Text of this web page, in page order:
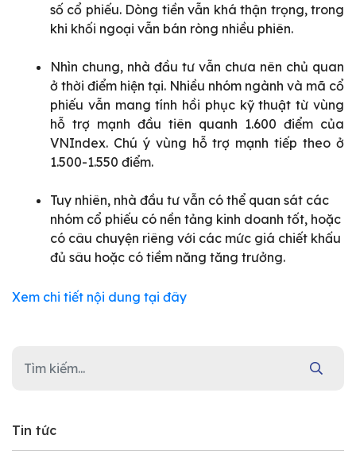
Tin tức
số cổ phiếu. Dòng tiền vẫn khá thận trọng, trong
khi khối ngoại vẫn bán ròng nhiều phiên.
Nhìn chung, nhà đầu tư vẫn chưa nên chủ quan
ở thời điểm hiện tại. Nhiều nhóm ngành và mã cổ
phiếu vẫn mang tính hồi phục kỹ thuật từ vùng
hỗ trợ mạnh đầu tiên quanh 1.600 điểm của
VNIndex. Chú ý vùng hỗ trợ mạnh tiếp theo ở
1.500-1.550 điểm.
Tuy nhiên, nhà đầu tư vẫn có thể quan sát các
nhóm cổ phiếu có nền tảng kinh doanh tốt, hoặc
có câu chuyện riêng với các mức giá chiết khấu
đủ sâu hoặc có tiềm năng tăng trưởng.
Xem chi tiết nội dung tại đây